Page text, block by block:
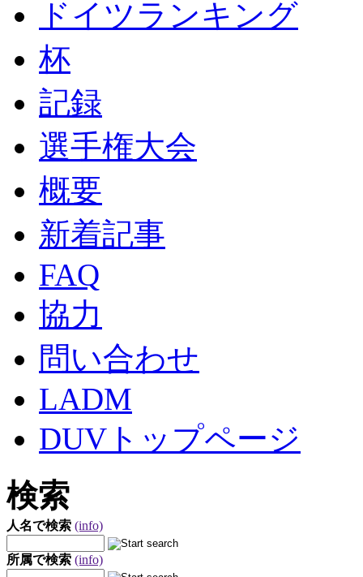
ドイツランキング
杯
記録
選手権大会
概要
新着記事
FAQ
協力
問い合わせ
LADM
DUVトップページ
検索
人名で検索 (info)
所属で検索 (info)